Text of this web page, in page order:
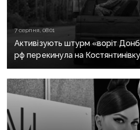
7 серпня, 08:01
Активізують штурм «воріт
рф перекинула на
підрозділи й поновила атаки
авіабомбами